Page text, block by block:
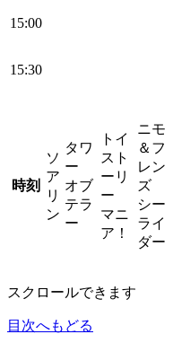
15:00
15:30
時刻
ソ
ア
リ
ン
タワ
ー
オブ
テラ
ー
トイ
スト
ーリ
ー
マニ
ア！
ニモ
＆フ
レン
ズ
シー
ライ
ダー
スクロールできます
目次へもどる